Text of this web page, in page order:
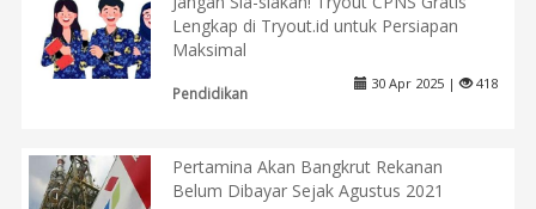
Lengkap di Tryout.id untuk Persiapan
Maksimal
Pendidikan
30 Apr 2025 | 418
Pertamina Akan Bangkrut Rekanan
Belum Dibayar Sejak Agustus 2021